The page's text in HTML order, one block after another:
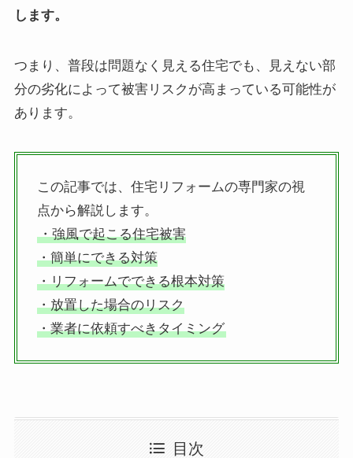
します。
つまり、普段は問題なく見える住宅でも、見えない部
分の劣化によって被害リスクが高まっている可能性が
あります。
この記事では、住宅リフォームの専門家の視
点から解説します。
・強風で起こる住宅被害
・簡単にできる対策
・リフォームでできる根本対策
・放置した場合のリスク
・業者に依頼すべきタイミング
目次